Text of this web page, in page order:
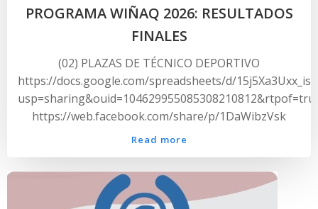
PROGRAMA WIÑAQ 2026: RESULTADOS
FINALES
(02) PLAZAS DE TÉCNICO DEPORTIVO
https://docs.google.com/spreadsheets/d/
https://web.facebook.com/share/p/1DaWibzVsk
Read more